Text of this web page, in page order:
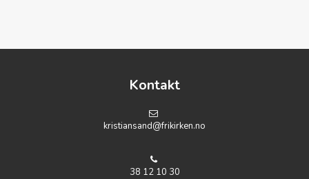
Kontakt
kristiansand@frikirken.no
38 12 10 30